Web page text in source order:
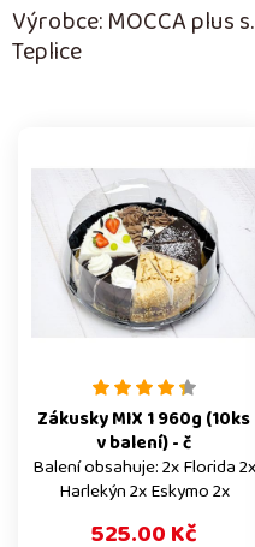
Výrobce: MOCCA plus
Teplice
Zákusky MIX 1 960g (10ks
v balení) - č
Balení obsahuje: 2x Florida 2x
Harlekýn 2x Eskymo 2x
Kubánský dort 2x Karamelový
šlehačkový Celé balení Tento
525.00 Kč